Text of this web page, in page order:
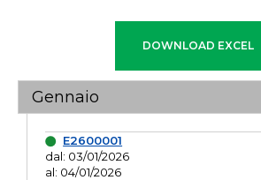
Gennaio
E2600001
dal: 03/01/2026
al: 04/01/2026